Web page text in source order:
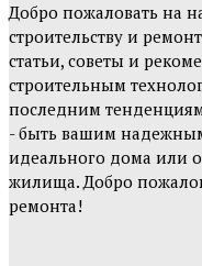
Добро пожаловать на
строительству и
статьи, советы и
строительным
последним
- быть вашим
идеального дома или
жилища. Добро
ремонта!